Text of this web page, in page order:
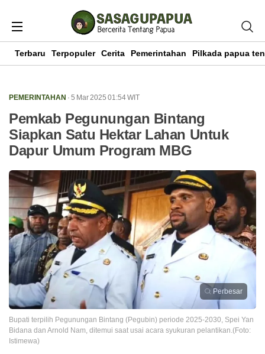
Terbaru Terpopuler Cerita Pemerintahan Pilkada papua
PEMERINTAHAN · 5 Mar 2025 01:54WIT
Pemkab Pegunungan Bintang
Siapkan Satu Hektar Lahan Untuk
Dapur Umum Program MBG
Perbesar
Bupati terpilih Pegunungan Bintang (Pegubin) periode 2025-2030, Spei Yan
Bidana dan Arnold Nam, ditemui saat usai acara syukuran pelantikan.(Foto:
Istimewa)